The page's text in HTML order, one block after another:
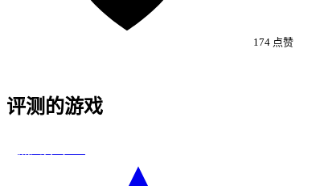
174 点赞
评测的游戏